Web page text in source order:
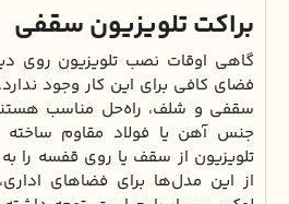
براکت تلویزیون سقفی
گاهی اوقات نصب تلویزیون روی
فضای کافی برای این کار وجود
سقفی و شلف، راه‌حل مناسب
جنس آهن یا فولاد مقاوم
تلویزیون از سقف یا روی قفسه را
از این مدل‌ها برای فضاهای